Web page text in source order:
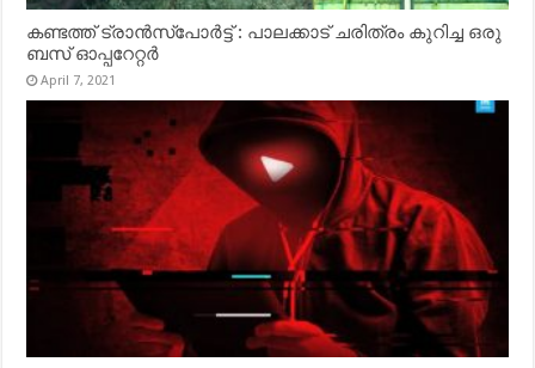
കണ്ടത്ത് ട്രാൻസ്‌പോർട്ട് : പാലക്കാട് ചരിത്രം കുറിച്ച ഒരു
ബസ് ഓപ്പറേറ്റർ
April 7, 2021